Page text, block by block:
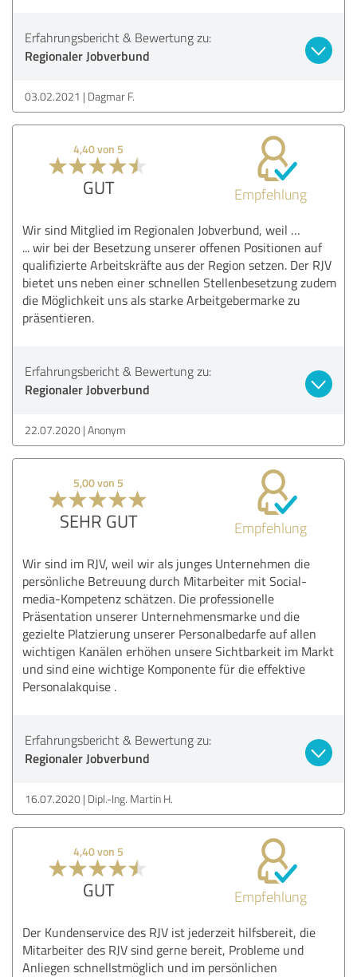
Erfahrungsbericht & Bewertung zu:
Regionaler Jobverbund
03.02.2021 Dagmar F.
4,40 von 5
GUT Empfehlung
Wir sind Mitglied im Regionalen Jobverbund, weil …
... wir bei der Besetzung unserer offenen Positionen auf
qualifizierte Arbeitskräfte aus der Region setzen. Der RJV
bietet uns neben einer schnellen Stellenbesetzung zudem
die Möglichkeit uns als starke Arbeitgebermarke zu
präsentieren.
Erfahrungsbericht & Bewertung zu:
Regionaler Jobverbund
22.07.2020 Anonym
5,00 von 5
SEHR GUT Empfehlung
Wir sind im RJV, weil wir als junges Unternehmen die
persönliche Betreuung durch Mitarbeiter mit Social-
media-Kompetenz schätzen. Die professionelle
Präsentation unserer Unternehmensmarke und die
gezielte Platzierung unserer Personalbedarfe auf allen
wichtigen Kanälen erhöhen unsere Sichtbarkeit im Markt
und sind eine wichtige Komponente für die effektive
Personalakquise .
Erfahrungsbericht & Bewertung zu:
Regionaler Jobverbund
16.07.2020 Dipl.-Ing. Martin H.
4,40 von 5
GUT Empfehlung
Der Kundenservice des RJV ist jederzeit hilfsbereit, die
Mitarbeiter des RJV sind gerne bereit, Probleme und
Anliegen schnellstmöglich und im persönlichen